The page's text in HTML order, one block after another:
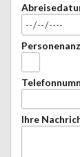
Ihre